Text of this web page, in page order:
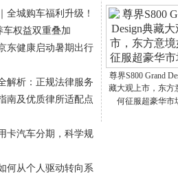
全城购车福利升级！
车权益双重叠加
东健康启动暑期出行
解析：正规法律服务
南及优质律所适配点
卡汽车分期，科学规
何从个人驱动转向系
尊界S800 Grand
藏大观上市，东方
何征服超豪华市